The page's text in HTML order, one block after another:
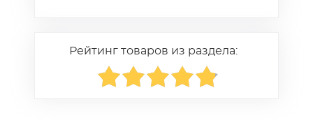
Рейтинг товаров из раздела: